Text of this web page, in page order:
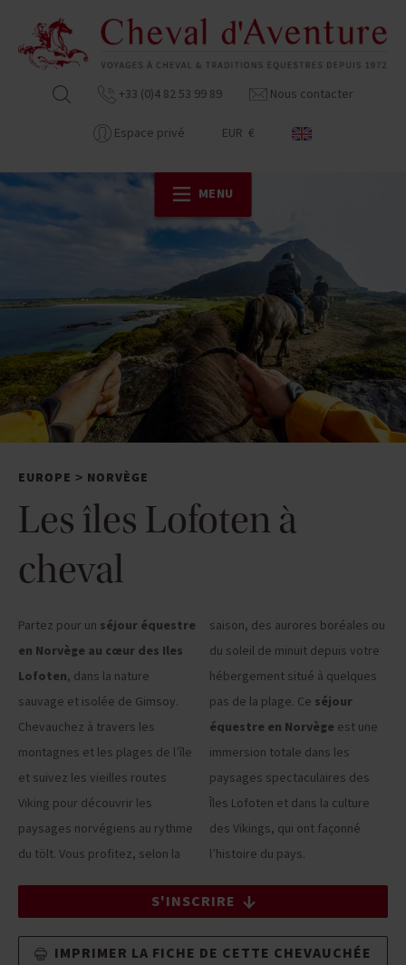
+33 (0)4 82 53 99 89 Nous contacter
Espace privé EUR €
MENU
EUROPE > NORVÈGE
Les îles Lofoten à
cheval
Partez pour un séjour équestre
en Norvège au cœur des Iles
Lofoten, dans la nature
sauvage et isolée de Gimsoy.
Chevauchez à travers les
montagnes et les plages de l’île
et suivez les vieilles routes
Viking pour découvrir les
paysages norvégiens au rythme
du tölt. Vous profitez, selon la
saison, des aurores boréales ou
du soleil de minuit depuis votre
hébergement situé à quelques
pas de la plage. Ce séjour
équestre en Norvège est une
immersion totale dans les
paysages spectaculaires des
Îles Lofoten et dans la culture
des Vikings, qui ont façonné
l’histoire du pays.
S'INSCRIRE
IMPRIMER LA FICHE DE CETTE CHEVAUCHÉE